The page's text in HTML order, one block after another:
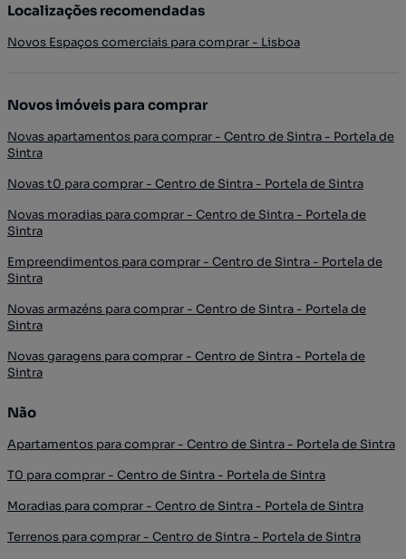
Localizações recomendadas
Novos Espaços comerciais para comprar - Lisboa
Novos imóveis para comprar
Novas apartamentos para comprar - Centro de Sintra - Portela de
Sintra
Novas t0 para comprar - Centro de Sintra - Portela de Sintra
Novas moradias para comprar - Centro de Sintra - Portela de
Sintra
Empreendimentos para comprar - Centro de Sintra - Portela de
Sintra
Novas armazéns para comprar - Centro de Sintra - Portela de
Sintra
Novas garagens para comprar - Centro de Sintra - Portela de
Sintra
Não
Apartamentos para comprar - Centro de Sintra - Portela de Sintra
T0 para comprar - Centro de Sintra - Portela de Sintra
Moradias para comprar - Centro de Sintra - Portela de Sintra
Terrenos para comprar - Centro de Sintra - Portela de Sintra